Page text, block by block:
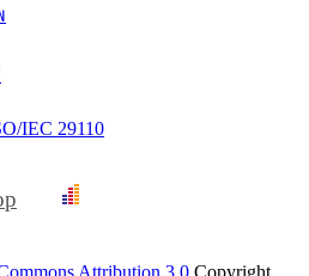
Attribution 3.0 Copyright